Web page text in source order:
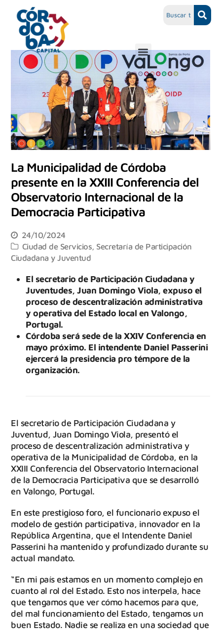
La Municipalidad de Córdoba
presente en la XXIII Conferencia del
Observatorio Internacional de la
Democracia Participativa
24/10/2024
Ciudad de Servicios Secretaría de Participación
Ciudadana y Juventud
El secretario de Participación Ciudadana y
Juventudes, Juan Domingo Viola, expuso el
proceso de descentralización administrativa
y operativa del Estado local en Valongo,
Portugal.
Córdoba será sede de la XXIV Conferencia en
mayo próximo. El intendente Daniel Passerini
ejercerá la presidencia pro témpore de la
organización.
El secretario de Participación Ciudadana y
Juventud, Juan Domingo Viola, presentó el
proceso de descentralización administrativa y
operativa de la Municipalidad de Córdoba, en la
XXIII Conferencia del Observatorio Internacional
de la Democracia Participativa que se desarrolló
en Valongo, Portugal.
En este prestigioso foro, el funcionario expuso el
modelo de gestión participativa, innovador en la
República Argentina, que el Intendente Daniel
Passerini ha mantenido y profundizado durante su
actual mandato.
“En mi país estamos en un momento complejo en
cuanto al rol del Estado. Esto nos interpela, hace
que tengamos que ver cómo hacemos para que,
del mal funcionamiento del Estado, tengamos un
buen Estado. Nadie se realiza en una sociedad que